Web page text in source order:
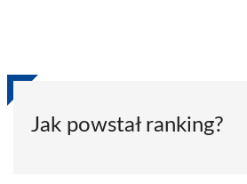
Jak powstał ranking?